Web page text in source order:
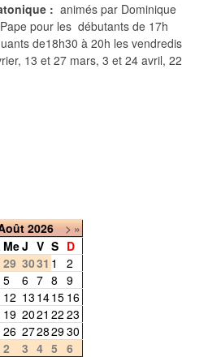
: animés par Dominique
pour les débutants de 17h
de18h30 à 20h les vendredis
13 et 27 mars, 3 et 24 avril, 22
2026 >»
MeJ V S D
29 3031 1
2
5 6 7 8 9
12 13 1415 16
19 2021 22 23
26 27282930
2 3 4 5 6